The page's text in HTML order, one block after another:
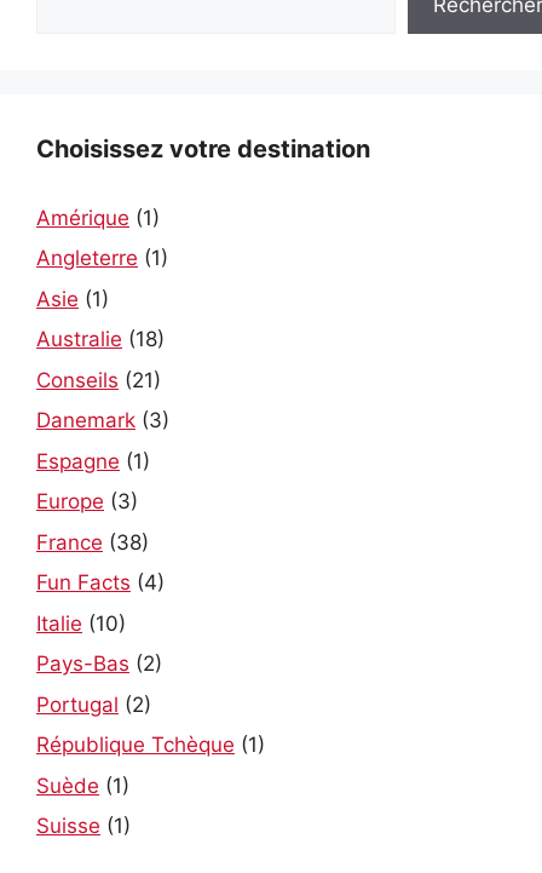
Choisissez votre destination
Amérique (1)
Angleterre (1)
Asie (1)
Australie (18)
Conseils (21)
Danemark (3)
Espagne (1)
Europe (3)
France (38)
Fun Facts (4)
Italie (10)
Pays-Bas (2)
Portugal (2)
République Tchèque (1)
Suède (1)
Suisse (1)